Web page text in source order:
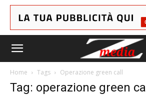
Home Tags Operazione green call
Tag: operazione green call